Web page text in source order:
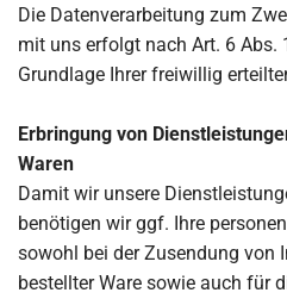
Die Datenverarbeitung zum
mit uns erfolgt nach Art. 6 Abs.
Grundlage Ihrer freiwillig
Erbringung von
Waren
Damit wir unsere
benötigen wir ggf. Ihre
sowohl bei der Zusendung von
bestellter Ware sowie auch für